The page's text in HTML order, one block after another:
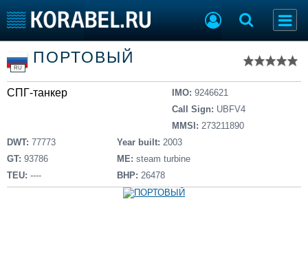
Тип судна
Добавить судно
Добавить проект
Последние 100
Пульс
Новости
Компании
Репутация
Торговая площадка
Доска объявлений
Продажа флота
Оборудование
Изделия
RU
ПОРТОВЫЙ
СПГ-танкер IMO: 9246621
Call Sign: UBFV4
MMSI: 273211890
DWT: 77773
GT: 93786
TEU: ----
Year built: 2003
ME: steam turbine
BHP: 26478